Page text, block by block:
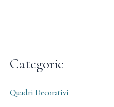
Categorie
Quadri Decorativi